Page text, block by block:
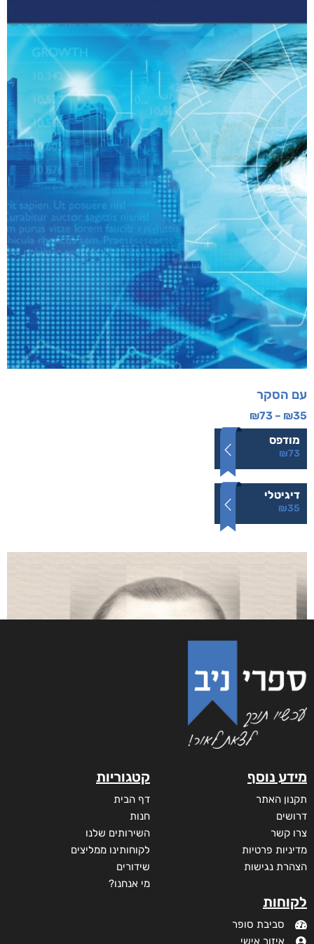
עם הסקר
₪35
–
₪73
מודפס
₪73
דיגיטלי
₪35
מידע נוסף
תקנון האתר
דרושים
צרו קשר
מדיניות פרטיות
הצהרת נגישות
לקוחות
סביבת סופר
איזור אישי
קטגוריות
דף הבית
חנות
השירותים שלנו
לקוחותינו ממליצים
שידורים
מי אנחנו?